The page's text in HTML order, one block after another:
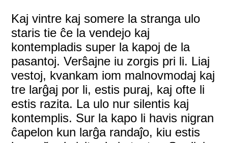
Kaj vintre kaj somere la stranga ulo
staris tie ĉe la vendejo kaj
kontempladis super la kapoj de la
pasantoj. Verŝajne iu zorgis pri li. Liaj
vestoj, kvankam iom malnovmodaj kaj
tre larĝaj por li, estis puraj, kaj ofte li
estis razita. La ulo nur silentis kaj
kontemplis. Sur la kapo li havis nigran
ĉapelon kun larĝa randaĵo, kiu estis